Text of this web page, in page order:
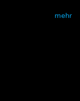
mehr